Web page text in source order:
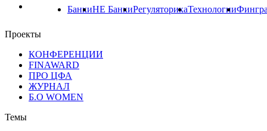
БанкиНЕ БанкиРегуляторикаТехнологии
Проекты
КОНФЕРЕНЦИИ
FINAWARD
ПРО ЦФА
ЖУРНАЛ
Б.О WOMEN
Темы